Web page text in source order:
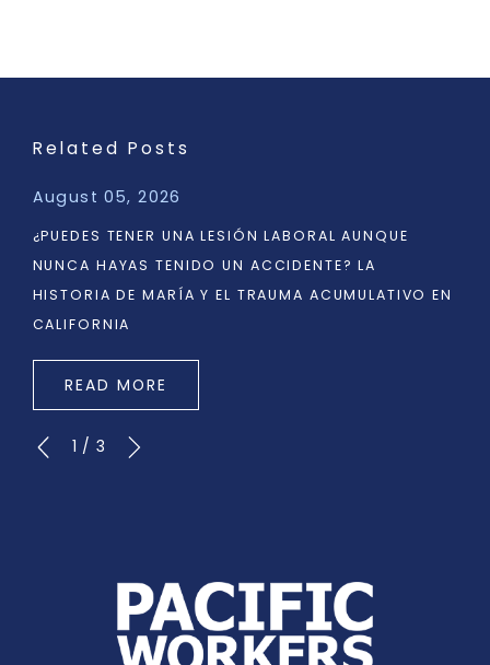
Related Posts
August 05, 2026
¿PUEDES TENER UNA LESIÓN LABORAL AUNQUE
NUNCA HAYAS TENIDO UN ACCIDENTE? LA
HISTORIA DE MARÍA Y EL TRAUMA ACUMULATIVO EN
CALIFORNIA
READ MORE
1 / 3